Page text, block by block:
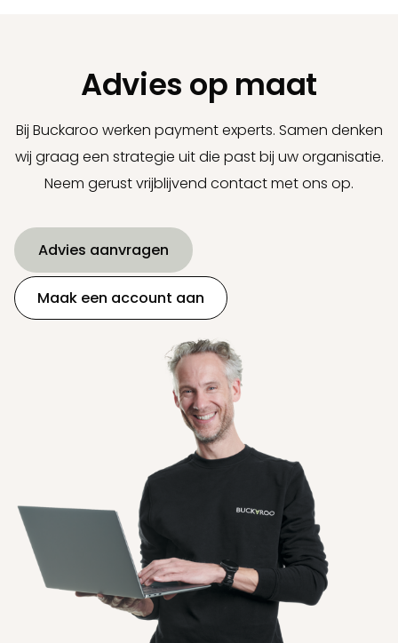
Advies op maat
Bij Buckaroo werken payment experts. Samen denken
wij graag een strategie uit die past bij uw organisatie.
Neem gerust vrijblijvend contact met ons op.
Advies aanvragen
Maak een account aan